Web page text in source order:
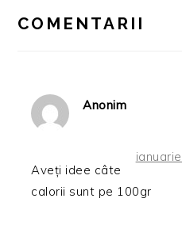
INTERACTIONS
COMENTARII
Anonim
Aveți idee câte
calorii sunt pe 100gr